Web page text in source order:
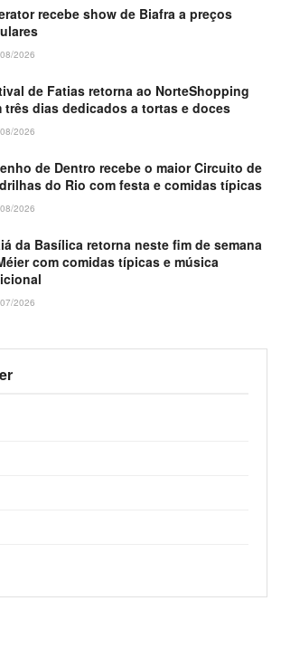
recebe show de Biafra a preços
2026
de Fatias retorna ao NorteShopping
três dias dedicados a tortas e doces
2026
de Dentro recebe o maior Circuito de
do Rio com festa e comidas típicas
2026
da Basílica retorna neste fim de semana
com comidas típicas e música
2026